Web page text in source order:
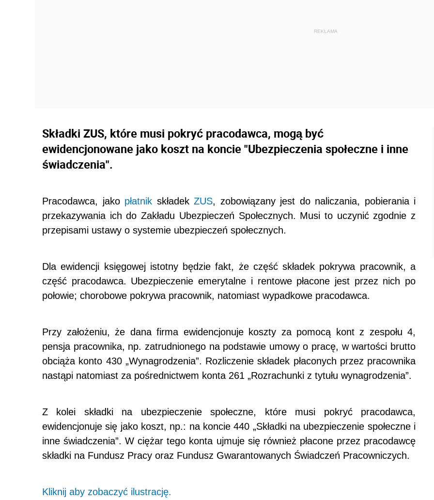
Składki ZUS, które musi pokryć pracodawca, mogą być
ewidencjonowane jako koszt na koncie "Ubezpieczenia społeczne i inne
świadczenia".
Pracodawca, jako płatnik składek ZUS, zobowiązany jest do naliczania, pobierania i
przekazywania ich do Zakładu Ubezpieczeń Społecznych. Musi to uczynić zgodnie z
przepisami ustawy o systemie ubezpieczeń społecznych.
Dla ewidencji księgowej istotny będzie fakt, że część składek pokrywa pracownik, a
część pracodawca. Ubezpieczenie emerytalne i rentowe płacone jest przez nich po
połowie; chorobowe pokrywa pracownik, natomiast wypadkowe pracodawca.
Przy założeniu, że dana firma ewidencjonuje koszty za pomocą kont z zespołu 4,
pensja pracownika, np. zatrudnionego na podstawie umowy o pracę, w wartości brutto
obciąża konto 430 „Wynagrodzenia”. Rozliczenie składek płaconych przez pracownika
nastąpi natomiast za pośrednictwem konta 261 „Rozrachunki z tytułu wynagrodzenia”.
Z kolei składki na ubezpieczenie społeczne, które musi pokryć pracodawca,
ewidencjonuje się jako koszt, np.: na koncie 440 „Składki na ubezpieczenie społeczne i
inne świadczenia”. W ciężar tego konta ujmuje się również płacone przez pracodawcę
składki na Fundusz Pracy oraz Fundusz Gwarantowanych Świadczeń Pracowniczych.
Kliknij aby zobaczyć ilustrację.